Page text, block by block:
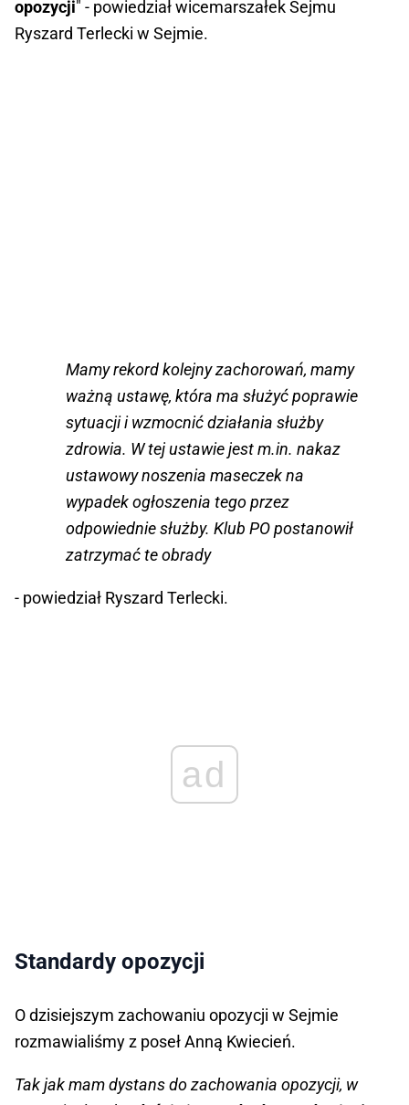
opozycji" - powiedział wicemarszałek Sejmu
Ryszard Terlecki w Sejmie.
Mamy rekord kolejny zachorowań, mamy
ważną ustawę, która ma służyć poprawie
sytuacji i wzmocnić działania służby
zdrowia. W tej ustawie jest m.in. nakaz
ustawowy noszenia maseczek na
wypadek ogłoszenia tego przez
odpowiednie służby. Klub PO postanowił
zatrzymać te obrady
- powiedział Ryszard Terlecki.
ad
Standardy opozycji
O dzisiejszym zachowaniu opozycji w Sejmie
rozmawialiśmy z poseł Anną Kwiecień.
Tak jak mam dystans do zachowania opozycji, w